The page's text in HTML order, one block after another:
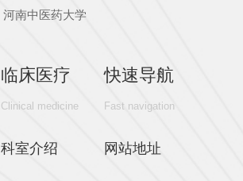
河南中医药大学
临床医疗
Clinical medicine
科室介绍
快速导航
Fast navigation
网站地址